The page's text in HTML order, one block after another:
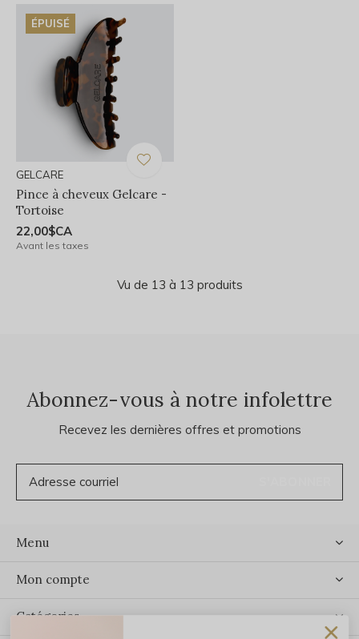
ÉPUISÉ
GELCARE
Pince à cheveux Gelcare -
Tortoise
22,00$CA
Avant les taxes
Vu de 13 à 13 produits
Abonnez-vous à notre infolettre
Recevez les dernières offres et promotions
Menu
Mon compte
Catégories